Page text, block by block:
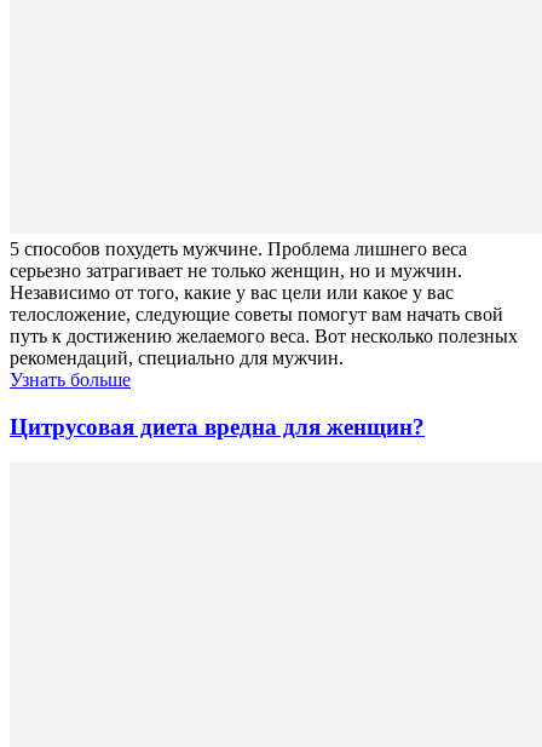
5 способов похудеть мужчине. Проблема лишнего веса
серьезно затрагивает не только женщин, но и мужчин.
Независимо от того, какие у вас цели или какое у вас
телосложение, следующие советы помогут вам начать свой
путь к достижению желаемого веса. Вот несколько полезных
рекомендаций, специально для мужчин.
Узнать больше
Цитрусовая диета вредна для женщин?